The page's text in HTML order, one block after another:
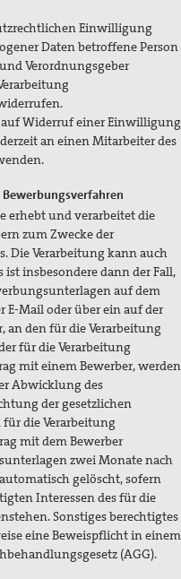
Einwilligung
Daten betroffene Person
Verordnungsgeber
Widerruf einer Einwilligung
an einen Mitarbeiter des
erhebt und verarbeitet die
zum Zwecke der
Die Verarbeitung kann auch
insbesondere dann der Fall,
auf dem
E-Mail oder über ein auf der
den für die Verarbeitung
für die Verarbeitung
mit einem Bewerber, werden
Abwicklung des
der gesetzlichen
die Verarbeitung
mit dem Bewerber
zwei Monate nach
gelöscht, sofern
Interessen des für die
Sonstiges berechtigtes
eine Beweispflicht in einem
(AGG).